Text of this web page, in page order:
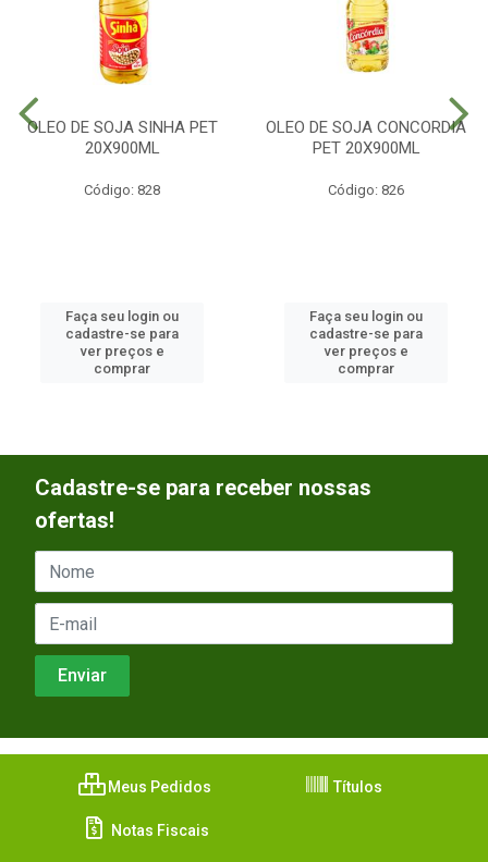
OLEO DE SOJA SINHA PET
20X900ML
Código: 828
Faça seu login ou
cadastre-se para
ver preços e
comprar
OLEO DE SOJA CONCORDIA
PET 20X900ML
Código: 826
Faça seu login ou
cadastre-se para
ver preços e
comprar
Cadastre-se para receber nossas
ofertas!
Meus Pedidos Títulos
Notas Fiscais